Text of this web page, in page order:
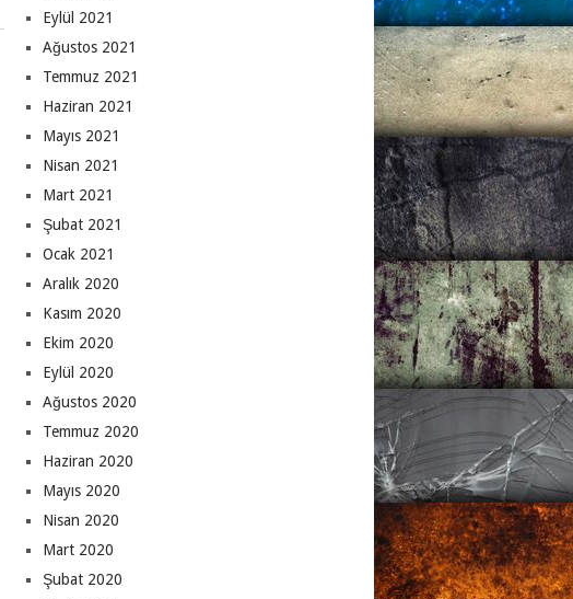
Eylül 2021
Ağustos 2021
Temmuz 2021
Haziran 2021
Mayıs 2021
Nisan 2021
Mart 2021
Şubat 2021
Ocak 2021
Aralık 2020
Kasım 2020
Ekim 2020
Eylül 2020
Ağustos 2020
Temmuz 2020
Haziran 2020
Mayıs 2020
Nisan 2020
Mart 2020
Şubat 2020